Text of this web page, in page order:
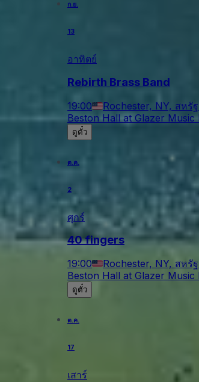
ก.ย.
13
อาทิตย์
Rebirth Brass Band
19:00 Rochester, NY, สหรั
Beston Hall at Glazer
ดูตั๋ว
ต.ค.
2
ศุกร์
40 fingers
19:00 Rochester, NY, สหรั
Beston Hall at Glazer
ดูตั๋ว
ต.ค.
17
เสาร์